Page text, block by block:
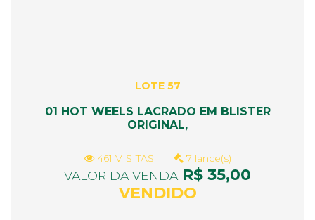
LOTE 57
01 HOT WEELS LACRADO EM BLISTER
ORIGINAL,
461 VISITAS 7 lance(s)
VALOR DA VENDAR$ 35,00
VENDIDO